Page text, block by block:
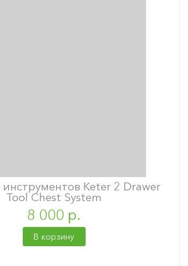
Keter 2 Drawer
Tool Chest System
8 000 р.
В корзину